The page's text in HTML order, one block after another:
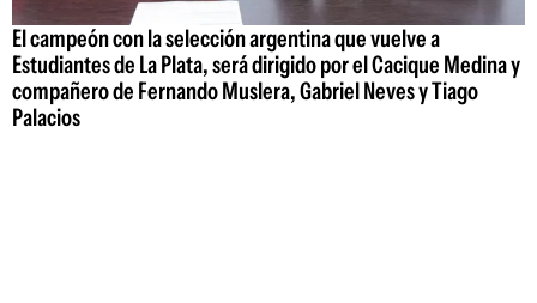
El campeón con la selección argentina que vuelve a
Estudiantes de La Plata, será dirigido por el Cacique Medina y
compañero de Fernando Muslera, Gabriel Neves y Tiago
Palacios